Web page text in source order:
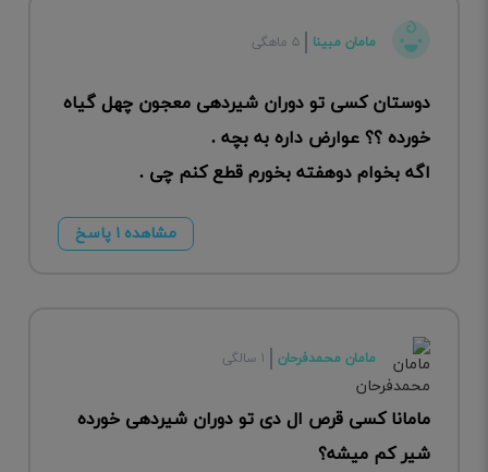
مامان مبینا ۵ ماهگی
دوستان کسی تو دوران شیردهی معجون چهل گیاه
خورده ؟؟ عوارض داره به بچه .
اگه بخوام دوهفته بخورم قطع کنم چی .
مشاهده ۱ پاسخ
مامان محمدفرحان ۱ سالگی
مامانا کسی قرص ال دی تو دوران شیردهی خورده
شیر کم میشه؟